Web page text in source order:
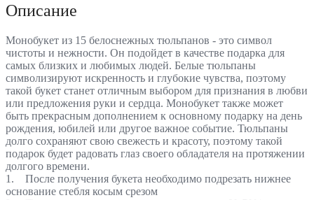
Описание
Монобукет из 15 белоснежных тюльпанов - это символ
чистоты и нежности. Он подойдет в качестве подарка для
самых близких и любимых людей. Белые тюльпаны
символизируют искренность и глубокие чувства, поэтому
такой букет станет отличным выбором для признания в любви
или предложения руки и сердца. Монобукет также может
быть прекрасным дополнением к основному подарку на день
рождения, юбилей или другое важное событие. Тюльпаны
долго сохраняют свою свежесть и красоту, поэтому такой
подарок будет радовать глаз своего обладателя на протяжении
долгого времени.
1. После получения букета необходимо подрезать нижнее
основание стебля косым срезом